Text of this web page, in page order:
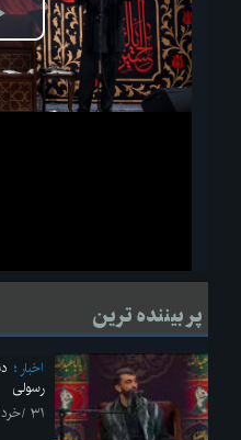
لحظاتی از قرائت زیارت اربعین
پر بیننده ترین
اخبار
رسولی
۳۱ /خرداد/ ۱۴۰۵